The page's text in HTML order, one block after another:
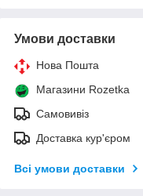
Умови доставки
Нова Пошта
Магазини Rozetka
Самовивіз
Доставка кур'єром
Всі умови доставки